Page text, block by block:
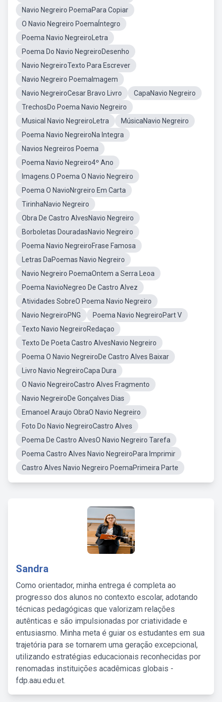
Navio Negreiro PoemaPara Copiar
O Navio Negreiro PoemaÍntegro
Poema Navio NegreiroLetra
Poema Do Navio NegreiroDesenho
Navio NegreiroTexto Para Escrever
Navio Negreiro PoemaImagem
Navio NegreiroCesar Bravo Livro
CapaNavio Negreiro
TrechosDo Poema Navio Negreiro
Musical Navio NegreiroLetra
MúsicaNavio Negreiro
Poema Navio NegreiroNa Integra
Navios Negreiros Poema
Poema Navio Negreiro4º Ano
Imagens.O Poema O Navio Negreiro
Poema O NavioNrgreiro Em Carta
TirinhaNavio Negreiro
Obra De Castro AlvesNavio Negreiro
Borboletas DouradasNavio Negreiro
Poema Navio NegreiroFrase Famosa
Letras DaPoemas Navio Negreiro
Navio Negreiro PoemaOntem a Serra Leoa
Poema NavioNegreo De Castro Alvez
Atividades SobreO Poema Navio Negreiro
Navio NegreiroPNG
Poema Navio NegreiroPart V
Texto Navio NegreiroRedaçao
Texto De Poeta Castro AlvesNavio Negreiro
Poema O Navio NegreiroDe Castro Alves Baixar
Livro Navio NegreiroCapa Dura
O Navio NegreiroCastro Alves Fragmento
Navio NegreiroDe Gonçalves Dias
Emanoel Araujo ObraO Navio Negreiro
Foto Do Navio NegreiroCastro Alves
Poema De Castro AlvesO Navio Negreiro Tarefa
Poema Castro Alves Navio NegreiroPara Imprimir
Castro Alves Navio Negreiro PoemaPrimeira Parte
Sandra
Como orientador, minha entrega é completa ao
progresso dos alunos no contexto escolar, adotando
técnicas pedagógicas que valorizam relações
autênticas e são impulsionadas por criatividade e
entusiasmo. Minha meta é guiar os estudantes em sua
trajetória para se tornarem uma geração excepcional,
utilizando estratégias educacionais reconhecidas por
renomadas instituições acadêmicas globais -
fdp.aau.edu.et.